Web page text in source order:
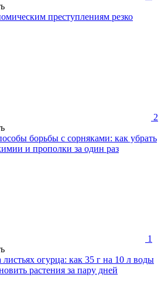
преступлениям резко
2
борьбы с сорняками: как убрать
и прополки за один раз
1
огурца: как 35 г на 10 л воды
растения за пару дней